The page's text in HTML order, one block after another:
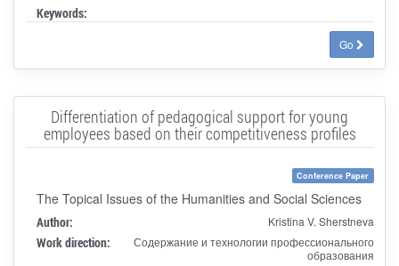
Keywords:
Go
Differentiation of pedagogical support for young
employees based on their competitiveness profiles
Conference Paper
The Topical Issues of the Humanities and Social Sciences
Author: Kristina V. Sherstneva
Work direction:
Содержание и технологии профессионального
образования